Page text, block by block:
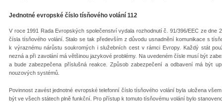
Jednotné evropské číslo tísňového volání 112
V roce 1991 Rada Evropských společenství vydala rozhodnutí č. 91/396/EEC ze dne
čísla tísňového volání. Stalo se tak především z důvodu usnadnění komunikace s
k výraznému nárůstu soukromých i služebních cest v rámci Evropy. Každý stát
nezná a při zavolání má většinou jazykové problémy. Na uvedeném čísle musí být
a bude zabezpečena příslušná reakce. Způsob zabezpečení a odbavení má být
nouzových systémů.
Povinnost zavést jednotné evropské telefonní číslo tísňového volání byla uložena
být ve všech státech plně funkční. Pro přístup k tomuto tísňovému volání bylo